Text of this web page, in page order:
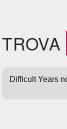
TROVA